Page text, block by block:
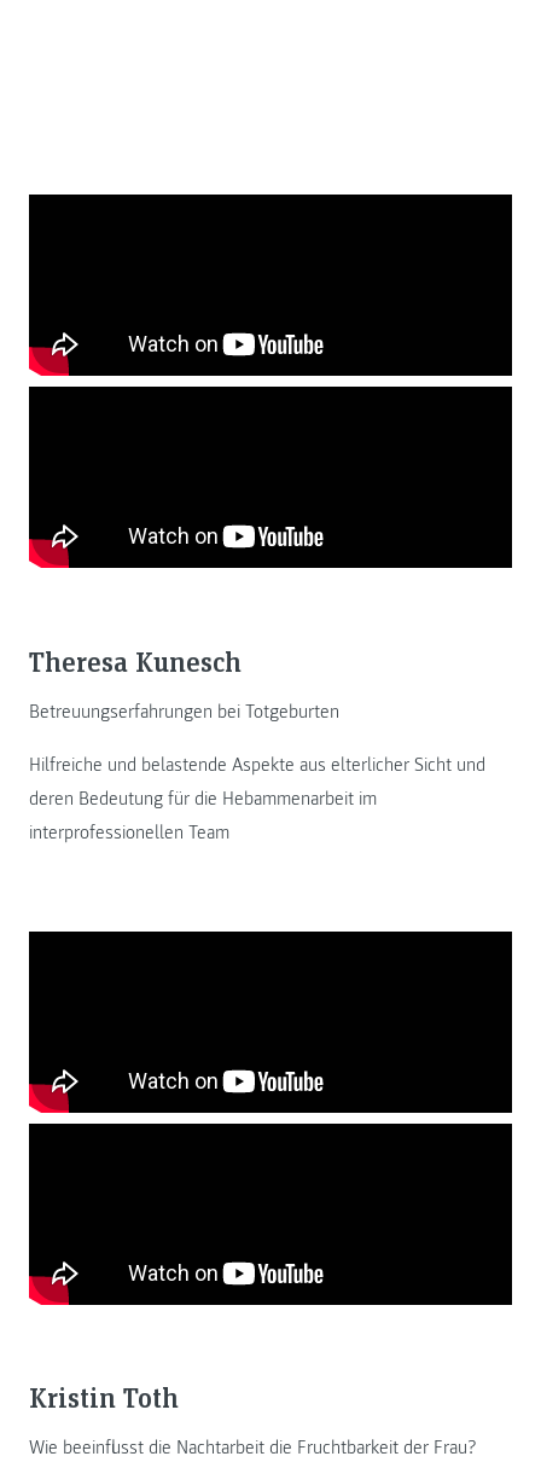
Theresa Kunesch
Betreuungserfahrungen bei Totgeburten
Hilfreiche und belastende Aspekte aus elterlicher Sicht und
deren Bedeutung für die Hebammenarbeit im
interprofessionellen Team
Kristin Toth
Wie beeinflusst die Nachtarbeit die Fruchtbarkeit der Frau?